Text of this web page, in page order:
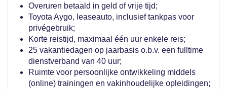
Overuren betaald in geld of vrije tijd;
Toyota Aygo, leaseauto, inclusief tankpas voor
privégebruik;
Korte reistijd, maximaal één uur enkele reis;
25 vakantiedagen op jaarbasis o.b.v. een fulltime
dienstverband van 40 uur;
Ruimte voor persoonlijke ontwikkeling middels
(online) trainingen en vakinhoudelijke opleidingen;